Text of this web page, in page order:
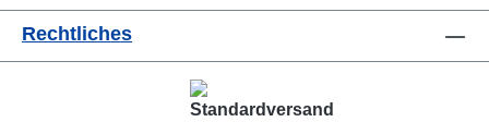
Rechtliches